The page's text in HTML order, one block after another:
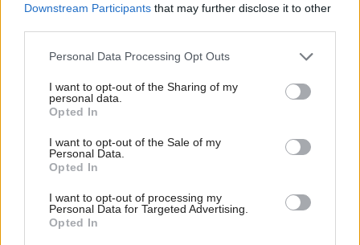
Downstream Participants that may further disclose it to other
Please note that this website/app uses one or more Google
not limited to your visit or usage behaviour. You may click to
grant or deny consent to Google and its third-party tags to
use your data for below specified purposes in below Google
consent section.
Personal Data Processing Opt Outs
I want to opt-out of the Sharing of my
personal data.
Opted In
I want to opt-out of the Sale of my
Personal Data.
Opted In
I want to opt-out of processing my
Personal Data for Targeted Advertising.
Opted In
A aké rady by po skúsenosti dal tým, čo sa ešte len k